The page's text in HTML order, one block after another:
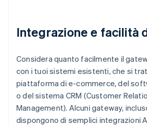
Integrazione e facilità
Considera quanto facilmente il
con i tuoi sistemi esistenti, che si
piattaforma di e-commerce, del
o del sistema CRM (Customer
Management). Alcuni gateway,
dispongono di semplici integrazioni